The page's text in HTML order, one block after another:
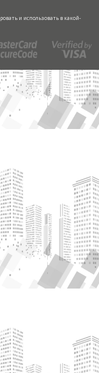
и использовать в какой-